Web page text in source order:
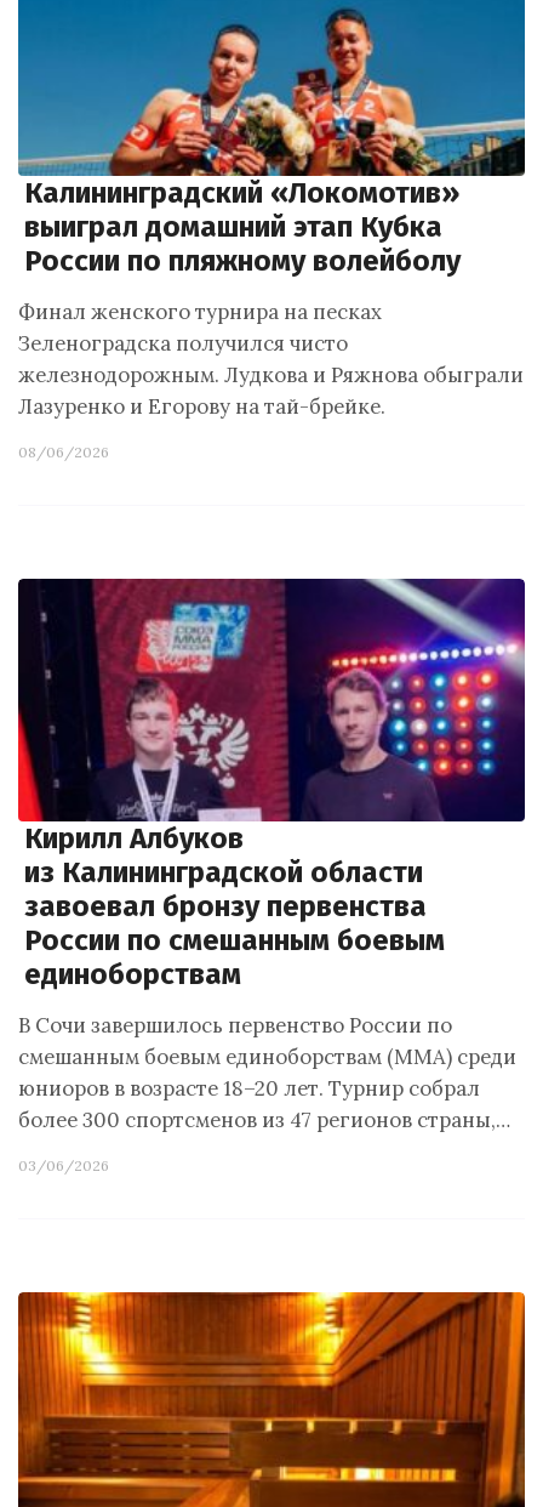
Калининградский «Локомотив»
выиграл домашний этап Кубка
России по пляжному волейболу
Финал женского турнира на песках
Зеленоградска получился чисто
железнодорожным. Лудкова и Ряжнова обыграли
Лазуренко и Егорову на тай-брейке.
08/06/2026
Кирилл Албуков
из Калининградской области
завоевал бронзу первенства
России по смешанным боевым
единоборствам
В Сочи завершилось первенство России по
смешанным боевым единоборствам (ММА) среди
юниоров в возрасте 18–20 лет. Турнир собрал
более 300 спортсменов из 47 регионов страны,…
03/06/2026